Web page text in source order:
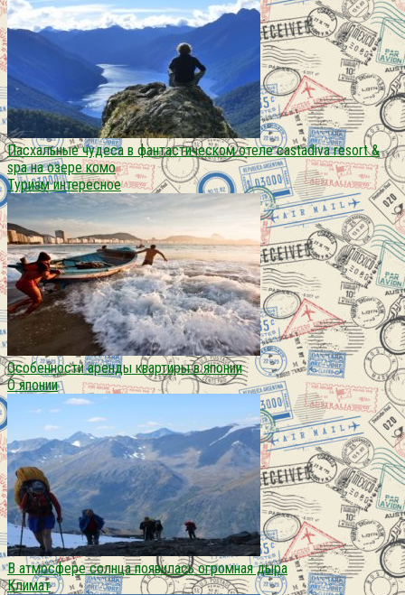
Пасхальные чудеса в фантастическом отеле castadiva resort &
spa на озере комо
Туризм интересное
Особенности аренды квартиры в японии
О японии
В атмосфере солнца появилась огромная дыра
Климат